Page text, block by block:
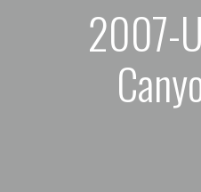
2007-